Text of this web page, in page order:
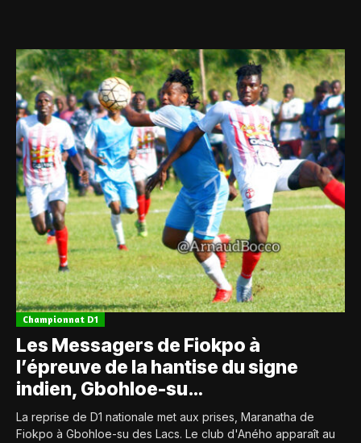
Championnat D1
Les Messagers de Fiokpo à
l’épreuve de la hantise du signe
indien, Gbohloe-su…
La reprise de D1 nationale met aux prises, Maranatha de
Fiokpo à Gbohloe-su des Lacs. Le club d'Aného apparaît au